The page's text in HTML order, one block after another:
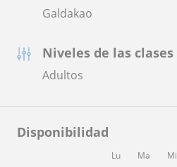
Galdakao
Niveles de las clases
Adultos
Disponibilidad
Lu Ma Mi